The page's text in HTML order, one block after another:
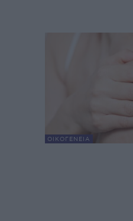
ΟΙΚΟΓΈΝΕΙΑ